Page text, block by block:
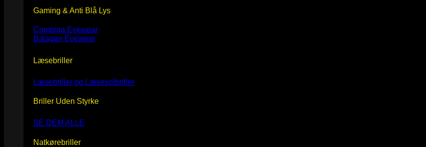
Gaming & Anti Blå Lys
Combina Eyewear
Balagan Eyewear
Læsebriller
Læsebriller og Læsesolbriller
Briller Uden Styrke
SE DEM ALLE
Natkørebriller